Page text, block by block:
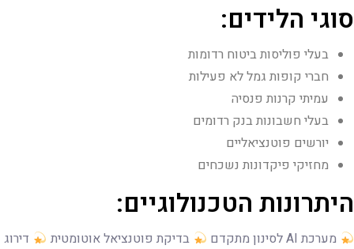
סוגי הלידים:
בעלי פוליסות ביטוח רדומות
חברי קופות גמל לא פעילות
עמיתי קרנות פנסיה
בעלי חשבונות בנק רדומים
יורשים פוטנציאליים
מחזיקי פיקדונות נשכחים
היתרונות הטכנולוגיים:
מערכת AI לסינון מתקדם בדיקת פוטנציאל אוטומטית
דירוג